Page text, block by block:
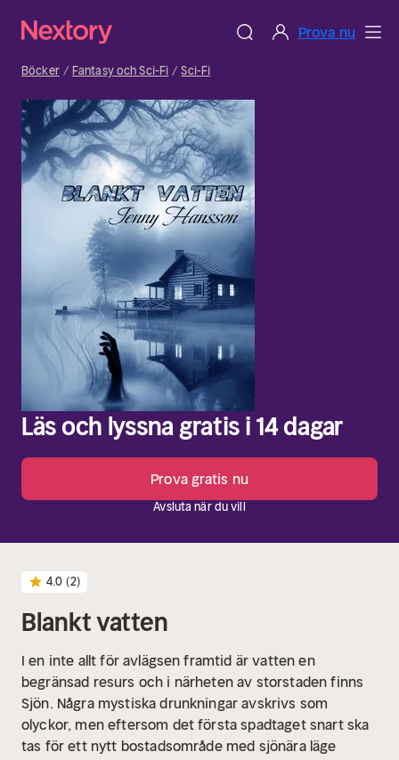
Prova nu
Böcker Fantasy och Sci-Fi Sci-Fi
Läs och lyssna gratis i 14 dagar
Prova gratis nu
Avsluta när du vill
4.0 (2)
Blankt vatten
I en inte allt för avlägsen framtid är vatten en
begränsad resurs och i närheten av storstaden finns
Sjön. Några mystiska drunkningar avskrivs som
olyckor, men eftersom det första spadtaget snart ska
tas för ett nytt bostadsområde med sjönära läge